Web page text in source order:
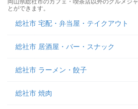
岡山県総社市のカフェ・喫茶店以外のグルメジ
とができます。
総社市 宅配・弁当屋・テイクアウト
総社市 居酒屋・バー・スナック
総社市 ラーメン・餃子
総社市 焼肉